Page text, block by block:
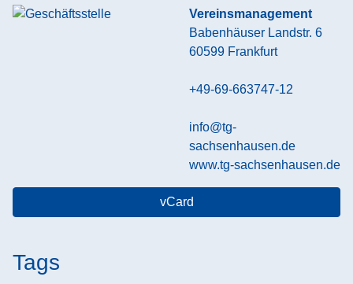
Vereinsmanagement
Babenhäuser Landstr. 6
60599 Frankfurt
+49-69-663747-12
info@tg-
sachsenhausen.de
www.tg-sachsenhausen.de
vCard
Tags